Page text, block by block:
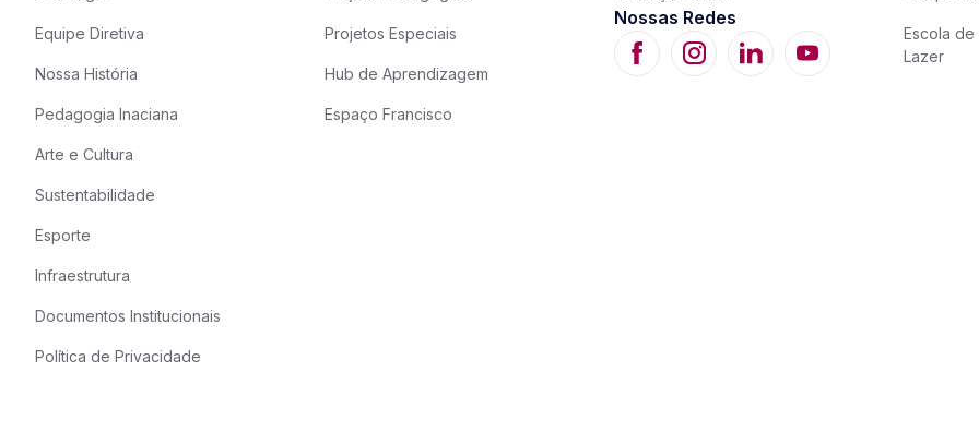
Equipe Diretiva
Nossa História
Pedagogia Inaciana
Arte e Cultura
Sustentabilidade
Esporte
Infraestrutura
Documentos Institucionais
Política de Privacidade
Projetos Especiais
Hub de Aprendizagem
Espaço Francisco
Nossas Redes
Escola de
Lazer